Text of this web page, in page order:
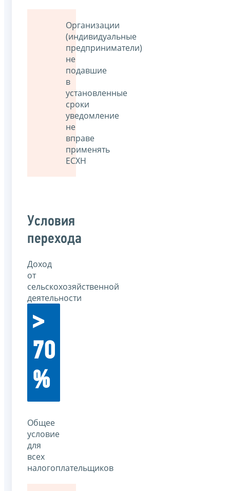
Организации
(индивидуальные
предприниматели)
не
подавшие
в
установленные
сроки
уведомление
не
вправе
применять
ЕСХН
Условия
перехода
Доход
от
сельскохозяйственной
деятельности
>
70
%
Общее
условие
для
всех
налогоплательщиков